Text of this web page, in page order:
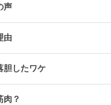
声
由
胆したワケ
肉？